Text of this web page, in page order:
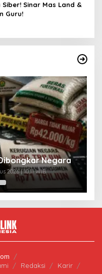
Sinar Mas Land &
Guru!
Negara
2026 | 10:11 WIB
Redaksi
Karir